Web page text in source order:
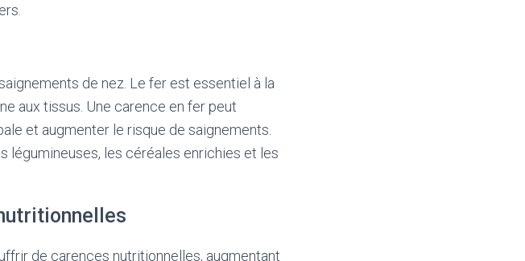
de nez. Le fer est essentiel à la
aux tissus. Une carence en fer peut
et augmenter le risque de saignements.
légumineuses, les céréales enrichies et les
de carences nutritionnelles, augmentant